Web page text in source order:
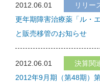
2012.06.01
リリー
更年期障害治療薬「ル・
と販売移管のお知らせ
2012.06.01
決算関
2012年9月期（第48期）